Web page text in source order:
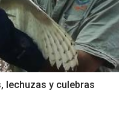
lechuzas y culebras